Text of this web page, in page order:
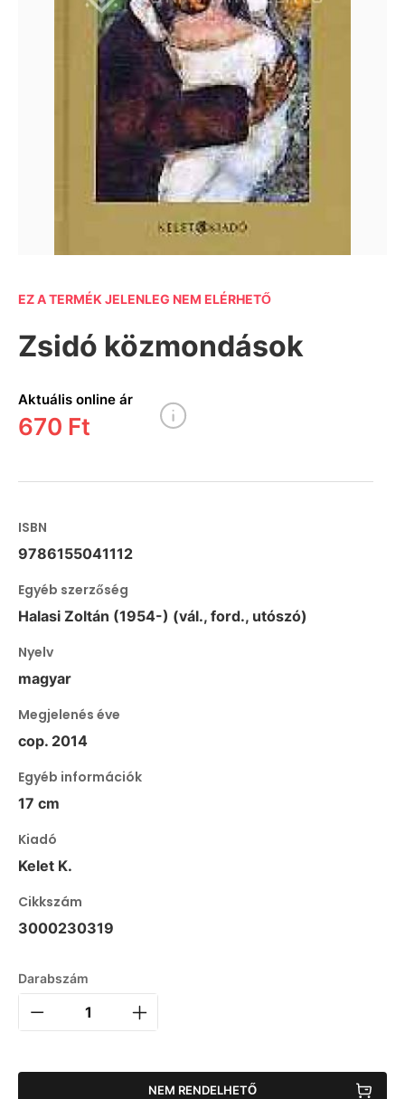
EZ A TERMÉK JELENLEG NEM ELÉRHETŐ
Zsidó közmondások
Aktuális online ár
670 Ft
ISBN
9786155041112
Egyéb szerzőség
Halasi Zoltán (1954-) (vál., ford., utószó)
Nyelv
magyar
Megjelenés éve
cop. 2014
Egyéb információk
17 cm
Kiadó
Kelet K.
Cikkszám
3000230319
Darabszám
NEM RENDELHETŐ